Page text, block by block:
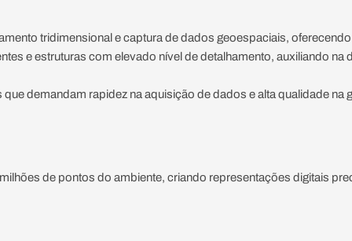
tridimensional e captura de dados geoespaciais,
e estruturas com elevado nível de detalhamento, auxiliando na
demandam rapidez na aquisição de dados e alta qualidade
de pontos do ambiente, criando representações digitais